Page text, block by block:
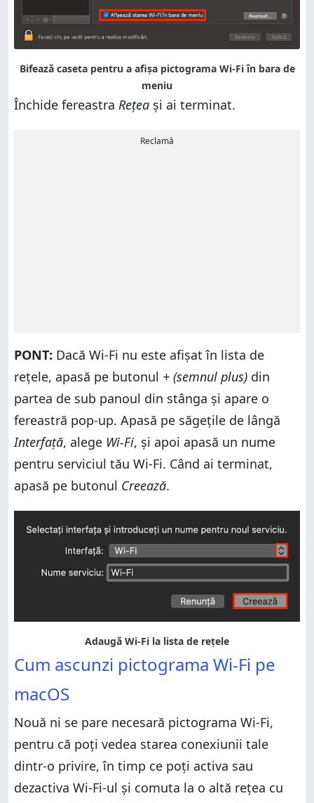
Bifează caseta pentru a afișa pictograma Wi-Fi în bara de
meniu
Închide fereastra Rețea și ai terminat.
Reclamă
PONT: Dacă Wi-Fi nu este afișat în lista de
rețele, apasă pe butonul + (semnul plus) din
partea de sub panoul din stânga și apare o
fereastră pop-up. Apasă pe săgețile de lângă
Interfață, alege Wi-Fi, și apoi apasă un nume
pentru serviciul tău Wi-Fi. Când ai terminat,
apasă pe butonul Creează.
Adaugă Wi-Fi la lista de rețele
Cum ascunzi pictograma Wi-Fi pe
macOS
Nouă ni se pare necesară pictograma Wi-Fi,
pentru că poți vedea starea conexiunii tale
dintr-o privire, în timp ce poți activa sau
dezactiva Wi-Fi-ul și comuta la o altă rețea cu